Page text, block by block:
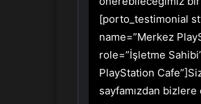
[porto_testimonial
name=”Merkez
role=”İşletme
PlayStation
sayfamızdan